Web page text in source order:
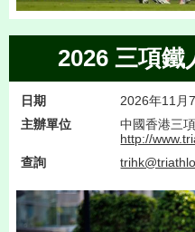
2026 三項鐵
日期
2026年11月
主辦單位
中國香港三
http://
查詢